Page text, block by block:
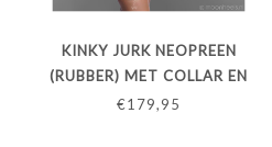
KINKY JURK NEOPREEN
(RUBBER) MET COLLAR EN
SENSATIONELE OPEN RUG
€179,95